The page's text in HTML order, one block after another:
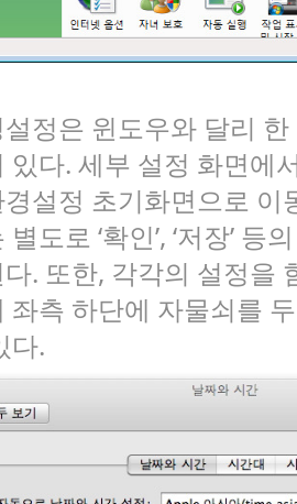
정은 윈도우와 달리 한
있다. 세부 설정 화면에
경설정 초기화면으로 이
별도로 ‘확인’, ‘저장’ 등의
다. 또한, 각각의 설정을
좌측 하단에 자물쇠를
다.